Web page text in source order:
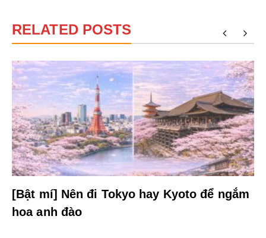
RELATED POSTS
[Bật mí] Nên đi Tokyo hay Kyoto để ngắm
hoa anh đào